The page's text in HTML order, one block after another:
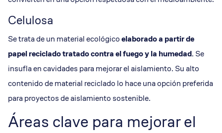
Celulosa
Se trata de un material ecológicoelaborado a partir de
papel reciclado tratado contra el fuego y la humedad. Se
insufla en cavidades para mejorar el aislamiento. Su alto
contenido de material reciclado lo hace una opción preferida
para proyectos de aislamiento sostenible.
Áreas clave para mejorar el